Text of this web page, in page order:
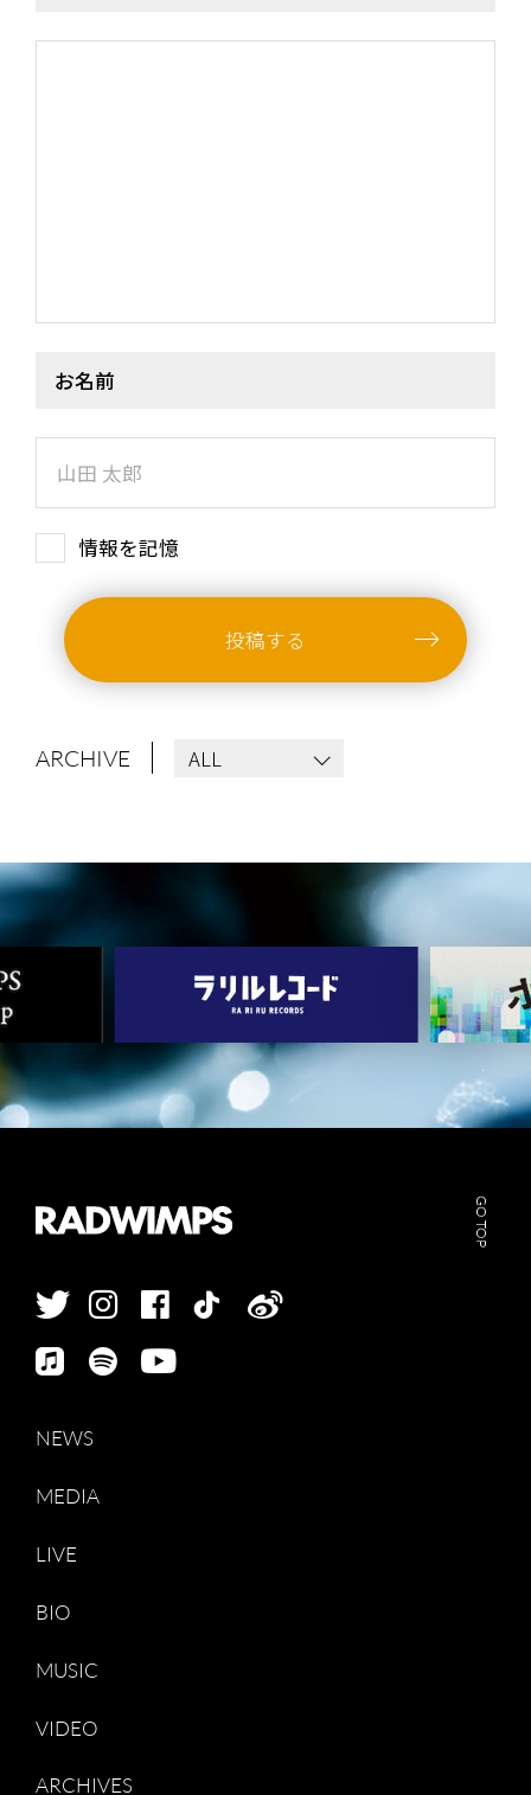
お名前
情報を記憶
投稿する
ARCHIVE ALL
GO TOP
NEWS
MEDIA
LIVE
BIO
MUSIC
VIDEO
ARCHIVES